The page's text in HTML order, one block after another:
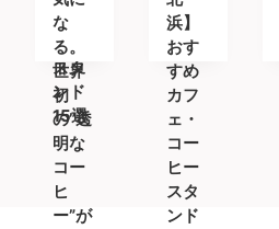
コー
ヒー
スタ
ンド
15選
スタ
ンド
な
る。
世界
初
の”透
明な
コー
ヒ
ー”が
浜】
おす
すめ
カフ
ェ・
コー
ヒー
スタ
ンド